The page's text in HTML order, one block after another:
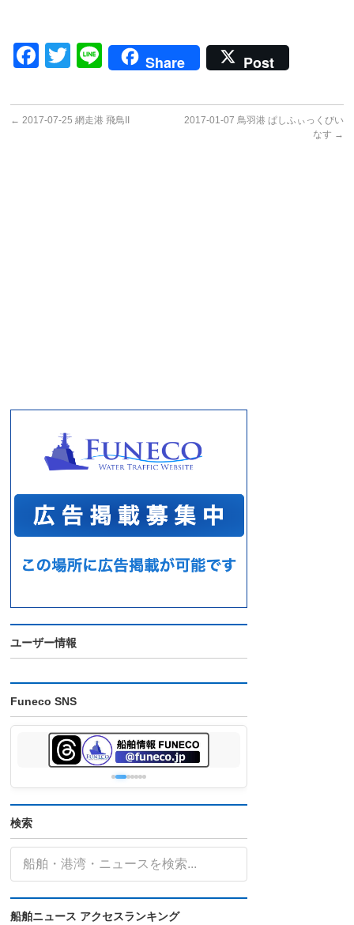
Facebook
Twitter
LineShare Post
← 2017-07-25 網走港 飛鳥II
2017-01-07 鳥羽港 ぱしふぃっくびい
なす →
ユーザー情報
Funeco SNS
検索
船舶ニュース アクセスランキング